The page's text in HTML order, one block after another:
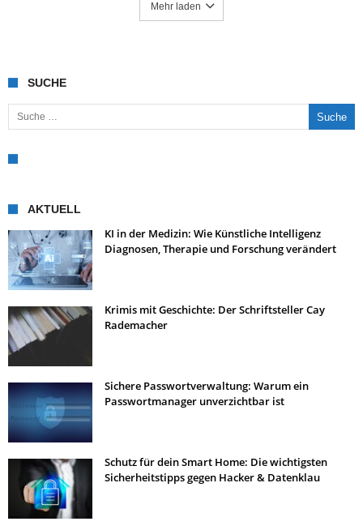
Mehr laden
SUCHE
Suche nach:
AKTUELL
KI in der Medizin: Wie Künstliche Intelligenz
Diagnosen, Therapie und Forschung verändert
Krimis mit Geschichte: Der Schriftsteller Cay
Rademacher
Sichere Passwortverwaltung: Warum ein
Passwortmanager unverzichtbar ist
Schutz für dein Smart Home: Die wichtigsten
Sicherheitstipps gegen Hacker & Datenklau